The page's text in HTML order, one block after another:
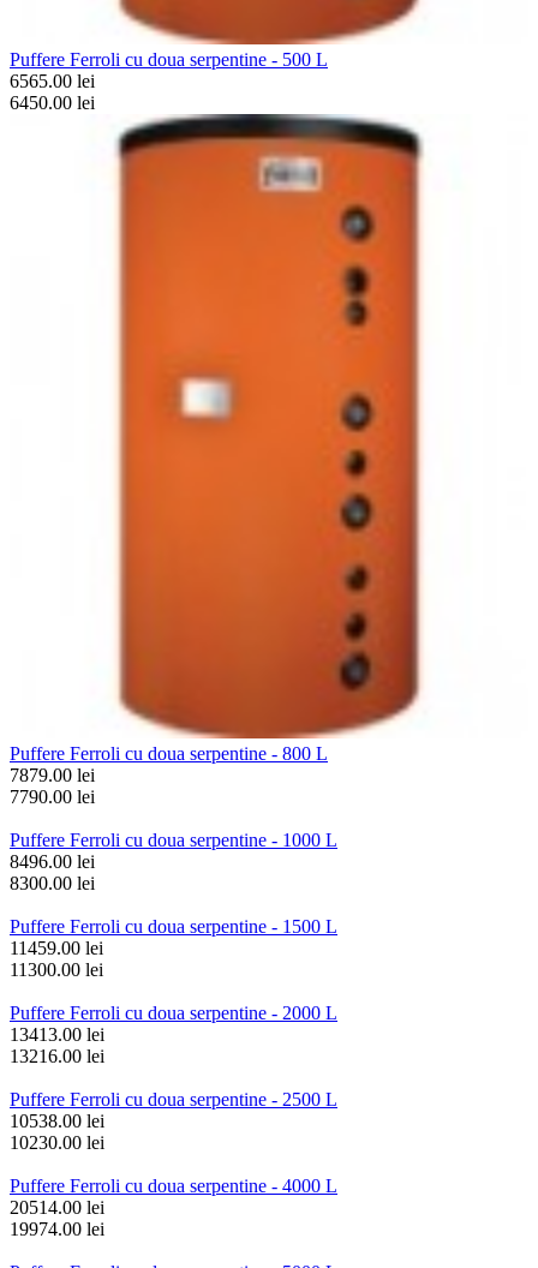
Puffere Ferroli cu doua serpentine - 500 L
6565.00 lei
6450.00 lei
Puffere Ferroli cu doua serpentine - 800 L
7879.00 lei
7790.00 lei
Puffere Ferroli cu doua serpentine - 1000 L
8496.00 lei
8300.00 lei
Puffere Ferroli cu doua serpentine - 1500 L
11459.00 lei
11300.00 lei
Puffere Ferroli cu doua serpentine - 2000 L
13413.00 lei
13216.00 lei
Puffere Ferroli cu doua serpentine - 2500 L
10538.00 lei
10230.00 lei
Puffere Ferroli cu doua serpentine - 4000 L
20514.00 lei
19974.00 lei